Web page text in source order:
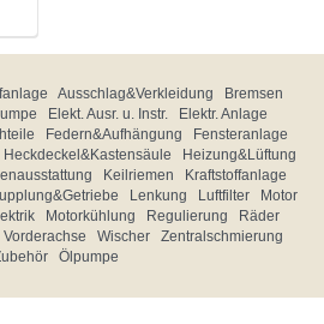
Ausschlag&Verkleidung
Bremsen
Elekt. Ausr. u. Instr.
Elektr. Anlage
Federn&Aufhängung
Fensteranlage
Heckdeckel&Kastensäule
Heizung&Lüftung
Keilriemen
Kraftstoffanlage
Lenkung Luftfilter
Motor
Motorkühlung Regulierung
Räder
Vorderachse Wischer
Zentralschmierung
Ölpumpe